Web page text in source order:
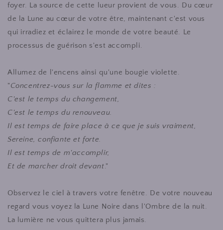
foyer. La source de cette lueur provient de vous. Du cœur
de la Lune au cœur de votre être, maintenant c'est vous
qui irradiez et éclairez le monde de votre beauté. Le
processus de guérison s'est accompli.
Allumez de l'encens ainsi qu'une bougie violette.
"Concentrez-vous sur la flamme et dites :
C'est le temps du changement,
C'est le temps du renouveau.
Il est temps de faire place à ce que je suis vraiment,
Sereine, confiante et forte.
Il est temps de m'accomplir,
Et de marcher droit devant."
Observez le ciel à travers votre fenêtre. De votre nouveau
regard vous voyez la Lune Noire dans l'Ombre de la nuit.
La lumière ne vous quittera plus jamais.